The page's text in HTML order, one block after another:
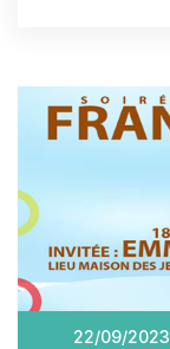
22/09/2023